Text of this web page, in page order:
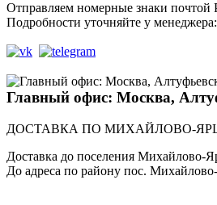
Отправляем номерные знаки почтой
Подробности уточняйте у менеджера:
Главный офис: Москва,
ДОСТАВКА ПО МИХАЙЛОВО-
Доставка до поселения Михайлово-
До адреса по району пос.